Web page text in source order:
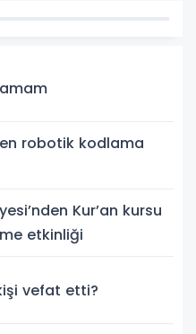
robotik kodlama
Kur’an kursu
etkinliği
vefat etti?